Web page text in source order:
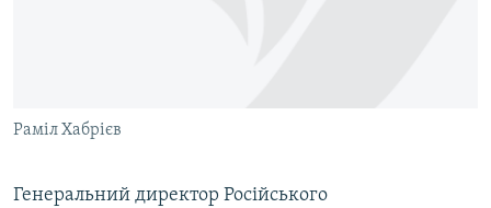
ІНФОГРАФІКА
ДОЛУЧАЙСЯ!
Раміл Хабрієв
Генеральний директор Російського